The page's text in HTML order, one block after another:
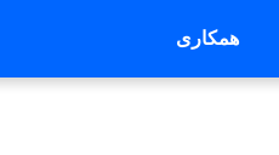
همکاری